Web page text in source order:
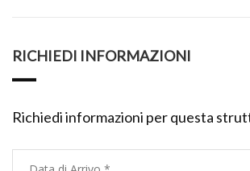
RICHIEDI INFORMAZIONI
Richiedi informazioni per questa